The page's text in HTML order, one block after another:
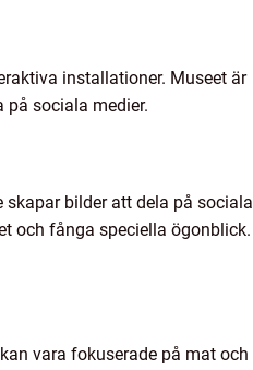
installationer. Museet är
sociala medier.
bilder att dela på sociala
och fånga speciella ögonblick.
vara fokuserade på mat och